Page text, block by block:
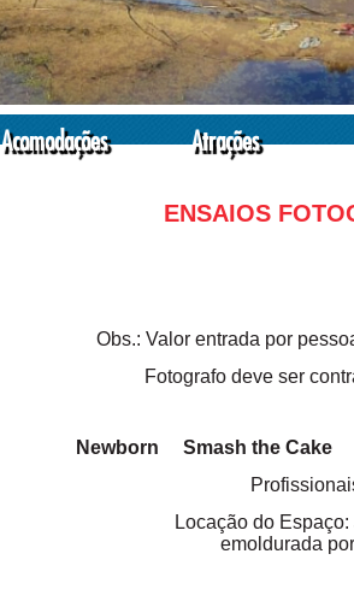
Acomodações Atrações
ENSAIOS
Obs.: Valor entrada por
Fotografo deve ser
Newborn Smash the Cake
Locação do
emoldurada